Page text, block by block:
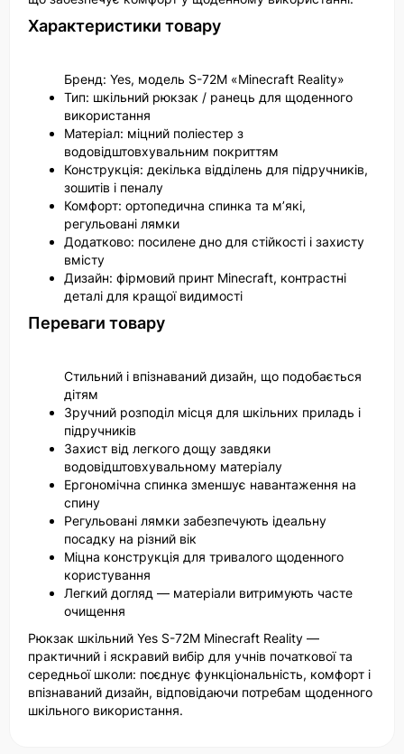
Характеристики товару
Бренд: Yes, модель S-72M «Minecraft Reality»
Тип: шкільний рюкзак / ранець для щоденного
використання
Матеріал: міцний поліестер з
водовідштовхувальним покриттям
Конструкція: декілька відділень для підручників,
зошитів і пеналу
Комфорт: ортопедична спинка та м’які,
регульовані лямки
Додатково: посилене дно для стійкості і захисту
вмісту
Дизайн: фірмовий принт Minecraft, контрастні
деталі для кращої видимості
Переваги товару
Стильний і впізнаваний дизайн, що подобається
дітям
Зручний розподіл місця для шкільних приладь і
підручників
Захист від легкого дощу завдяки
водовідштовхувальному матеріалу
Ергономічна спинка зменшує навантаження на
спину
Регульовані лямки забезпечують ідеальну
посадку на різний вік
Міцна конструкція для тривалого щоденного
користування
Легкий догляд — матеріали витримують часте
очищення
Рюкзак шкільний Yes S-72M Minecraft Reality —
практичний і яскравий вибір для учнів початкової та
середньої школи: поєднує функціональність, комфорт і
впізнаваний дизайн, відповідаючи потребам щоденного
шкільного використання.